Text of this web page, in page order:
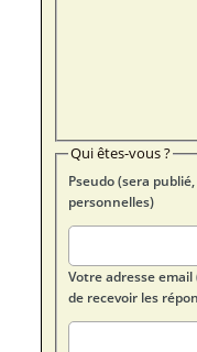
Qui êtes-vous ?
Pseudo (sera
personnelles)
Votre adresse
de recevoir les